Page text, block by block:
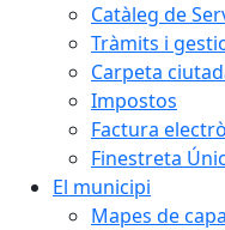
Catàleg de
Tràmits i
Carpeta
Impostos
Factura
Finestreta
El municipi
Mapes de